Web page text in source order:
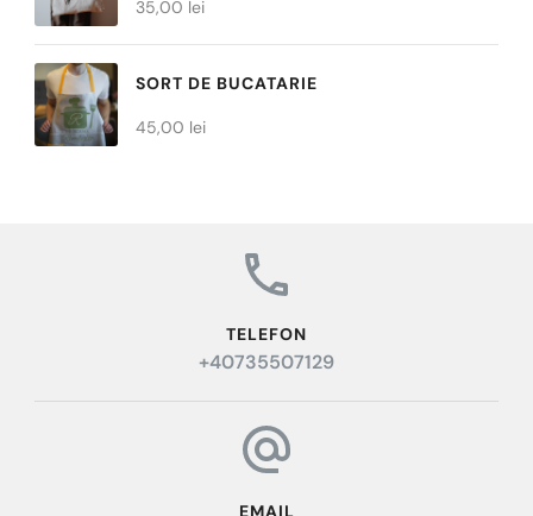
30,00 lei
35,00 lei
SORT DE BUCATARIE
45,00 lei
TELEFON
+40735507129
EMAIL